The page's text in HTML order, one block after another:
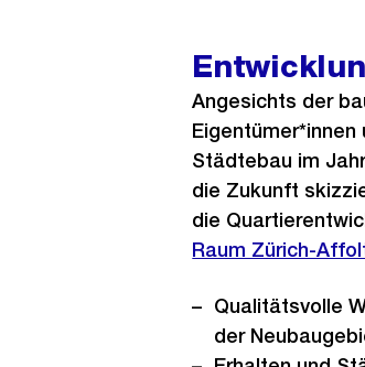
Angesichts der
Städtebau im
die Zukunft
die
Raum Zürich-
Qualitätsvolle
der